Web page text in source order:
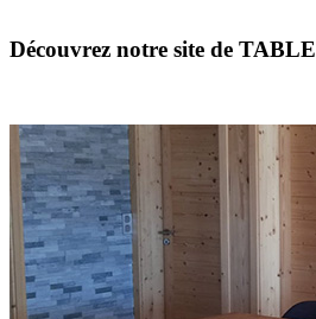
Découvrez notre site de TABLE